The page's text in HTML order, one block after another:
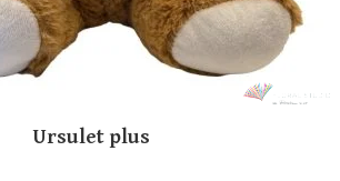
Ursulet plus